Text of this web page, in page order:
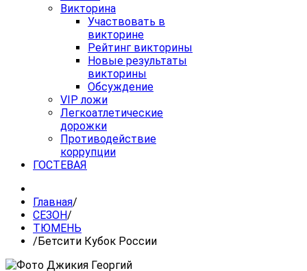
Викторина
Участвовать в
викторине
Рейтинг викторины
Новые результаты
викторины
Обсуждение
VIP ложи
Легкоатлетические
дорожки
Противодействие
коррупции
ГОСТЕВАЯ
Главная/
СЕЗОН/
ТЮМЕНЬ
/ Бетсити Кубок России